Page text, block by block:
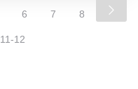
6 7 8
11-12